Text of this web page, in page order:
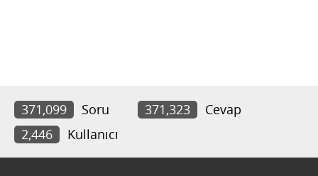
371,099 Soru 371,323
Cevap
2,446
Kullanıcı